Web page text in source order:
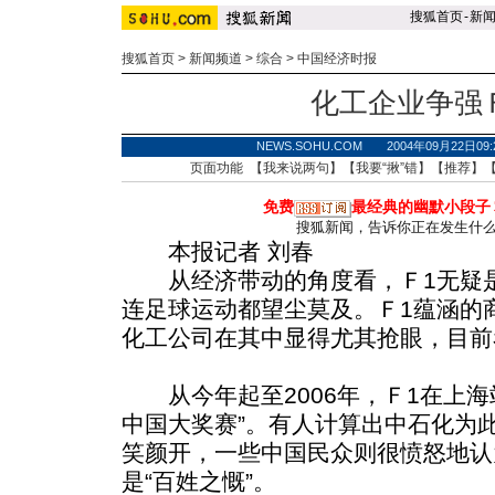
搜狐首页-新闻
搜狐首页 > 新闻频道 > 综合 > 中国经济时报
化工企业争强
NEWS.SOHU.COM 2004年09月22日
页面功能 【我来说两句 】【我要“揪”错】【推荐】
免费 最经典的幽默小段子
搜狐新闻，告诉你正在发生什
本报记者 刘春
从经济带动的角度看，Ｆ1无疑
连足球运动都望尘莫及。Ｆ1蕴涵的
化工公司在其中显得尤其抢眼，目
从今年起至2006年，Ｆ1在上海
中国大奖赛”。有人计算出中石化为
笑颜开，一些中国民众则很愤怒地
是“百姓之慨”。